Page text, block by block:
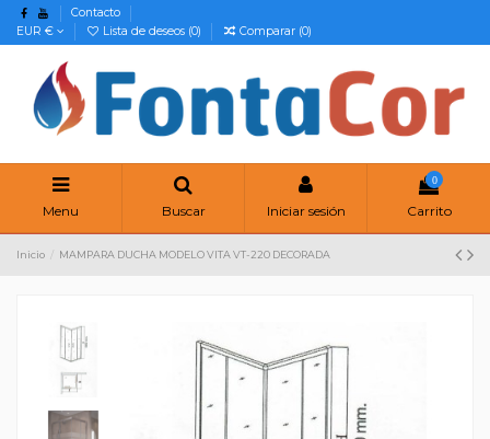
Contacto
EUR €
Lista de deseos (0) Comparar (0)
Menu Buscar Iniciar sesión
0
Carrito
Inicio MAMPARA DUCHA MODELO VITA VT-220 DECORADA